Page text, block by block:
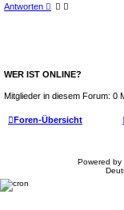
Antworten
WER IST ONLINE?
Mitglieder in diesem Forum: 0
Foren-Übersicht
Powered by